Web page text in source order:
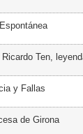
Ten,
y Fallas
de Girona